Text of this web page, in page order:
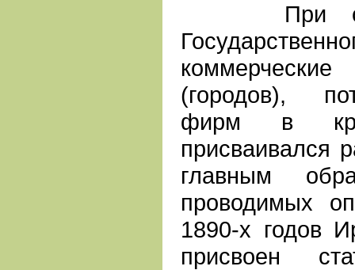
При
(городов),
фирм в
присваивался
главным
проводимых
1890-х годов
присвоен